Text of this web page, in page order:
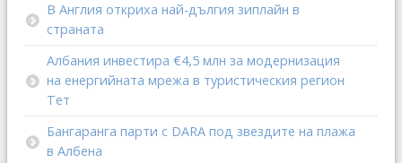
В Англия откриха най-дългия зиплайн в
страната
Албания инвестира €4,5 млн за модернизация
на енергийната мрежа в туристическия регион
Тет
Бангаранга парти с DARA под звездите на плажа
в Албена